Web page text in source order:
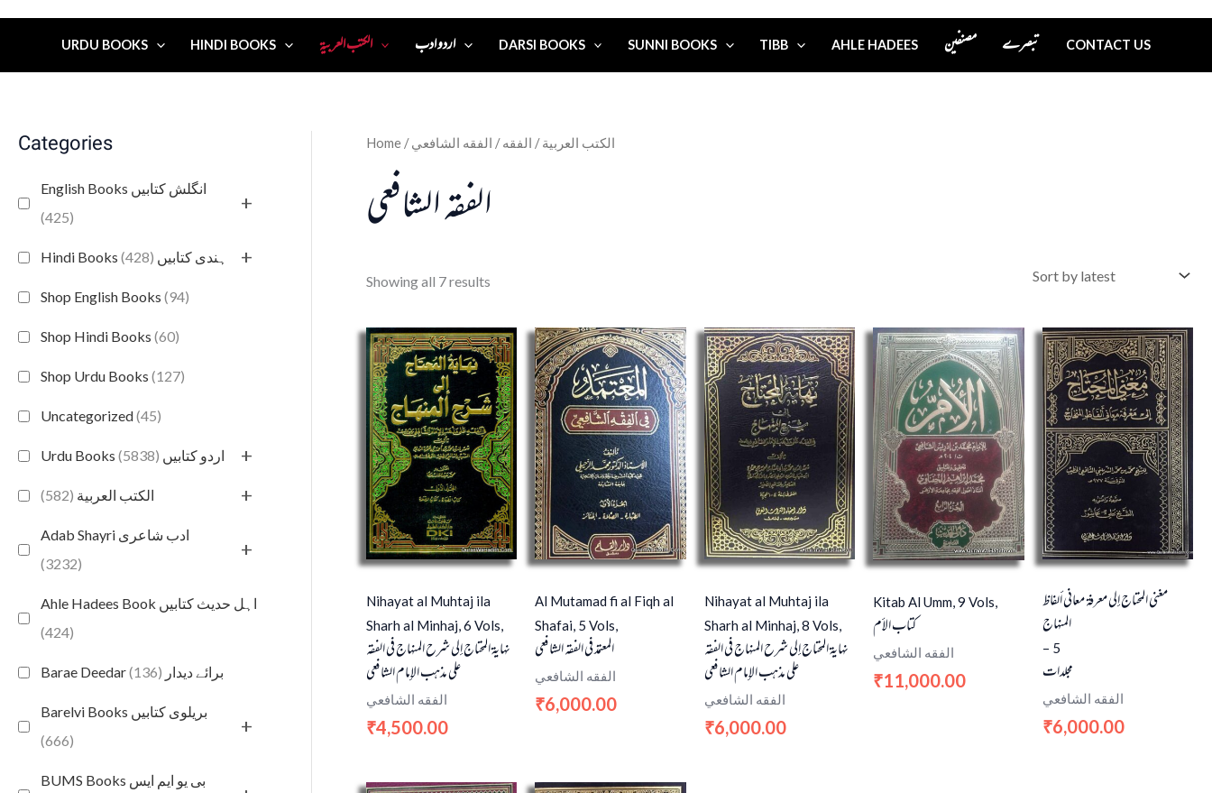
URDU BOOKS HINDI BOOKS الكتب العربية اردو ادب DARSI BOOKS SUNNI BOOKS TIBB AHLE HADEES مصنفین تبصرے CONTACT US
Categories
English Books انگلش کتابیں
(425)
+
Hindi Books ہندی کتابیں (428) +
Shop English Books (94)
Shop Hindi Books (60)
Shop Urdu Books (127)
Uncategorized(45)
Urdu Books اردو کتابیں (5838) +
الكتب العربية (582) +
Adab Shayri ادب شاعری
(3232)
+
Ahle Hadees Book اہل حدیث کتابیں
(424)
Barae Deedar برائے دیدار (136)
Barelvi Books بریلوی کتابیں
(666)
+
BUMS Books بی یو ایم ایس
Home / الكتب العربية/ الفقه/ الفقه الشافعي
الفقه الشافعي
Showing all 7 results
Nihayat al Muhtaj ila
Sharh al Minhaj, 6 Vols,
نهاية المحتاج إلي شرح المنهاج في الفقه
على مذهب الإمام الشافعي
الفقه الشافعي
₹4,500.00
Al Mutamad fi al Fiqh al
Shafai, 5 Vols,
المعتمد في الفقه الشافعي
الفقه الشافعي
₹6,000.00
Nihayat al Muhtaj ila
Sharh al Minhaj, 8 Vols,
نهاية المحتاج إلي شرح المنهاج في الفقه
على مذهب الإمام الشافعي
الفقه الشافعي
₹6,000.00
Kitab Al Umm, 9 Vols,
كتاب الأم
الفقه الشافعي
₹11,000.00
مغني المحتاج إلى معرفة معاني ألفاظ
المنهاج
– 5
مجلدات
الفقه الشافعي
₹6,000.00